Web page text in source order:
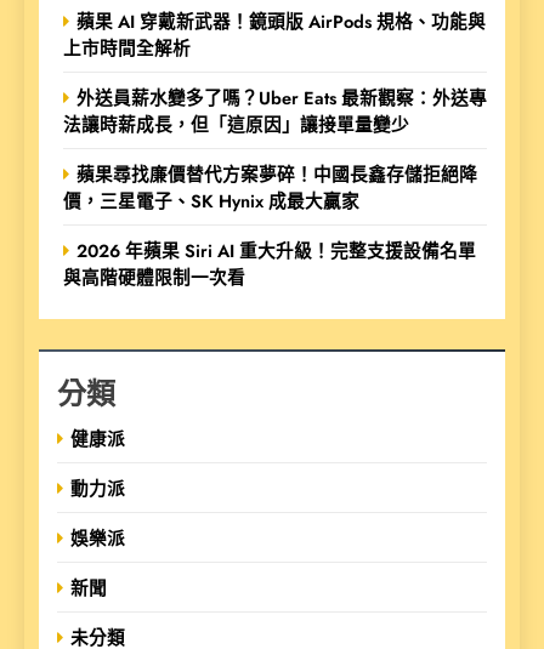
蘋果 AI 穿戴新武器！鏡頭版 AirPods 規格、功能與
上市時間全解析
外送員薪水變多了嗎？Uber Eats 最新觀察：外送專
法讓時薪成長，但「這原因」讓接單量變少
蘋果尋找廉價替代方案夢碎！中國長鑫存儲拒絕降
價，三星電子、SK Hynix 成最大贏家
2026 年蘋果 Siri AI 重大升級！完整支援設備名單
與高階硬體限制一次看
分類
健康派
動力派
娛樂派
新聞
未分類